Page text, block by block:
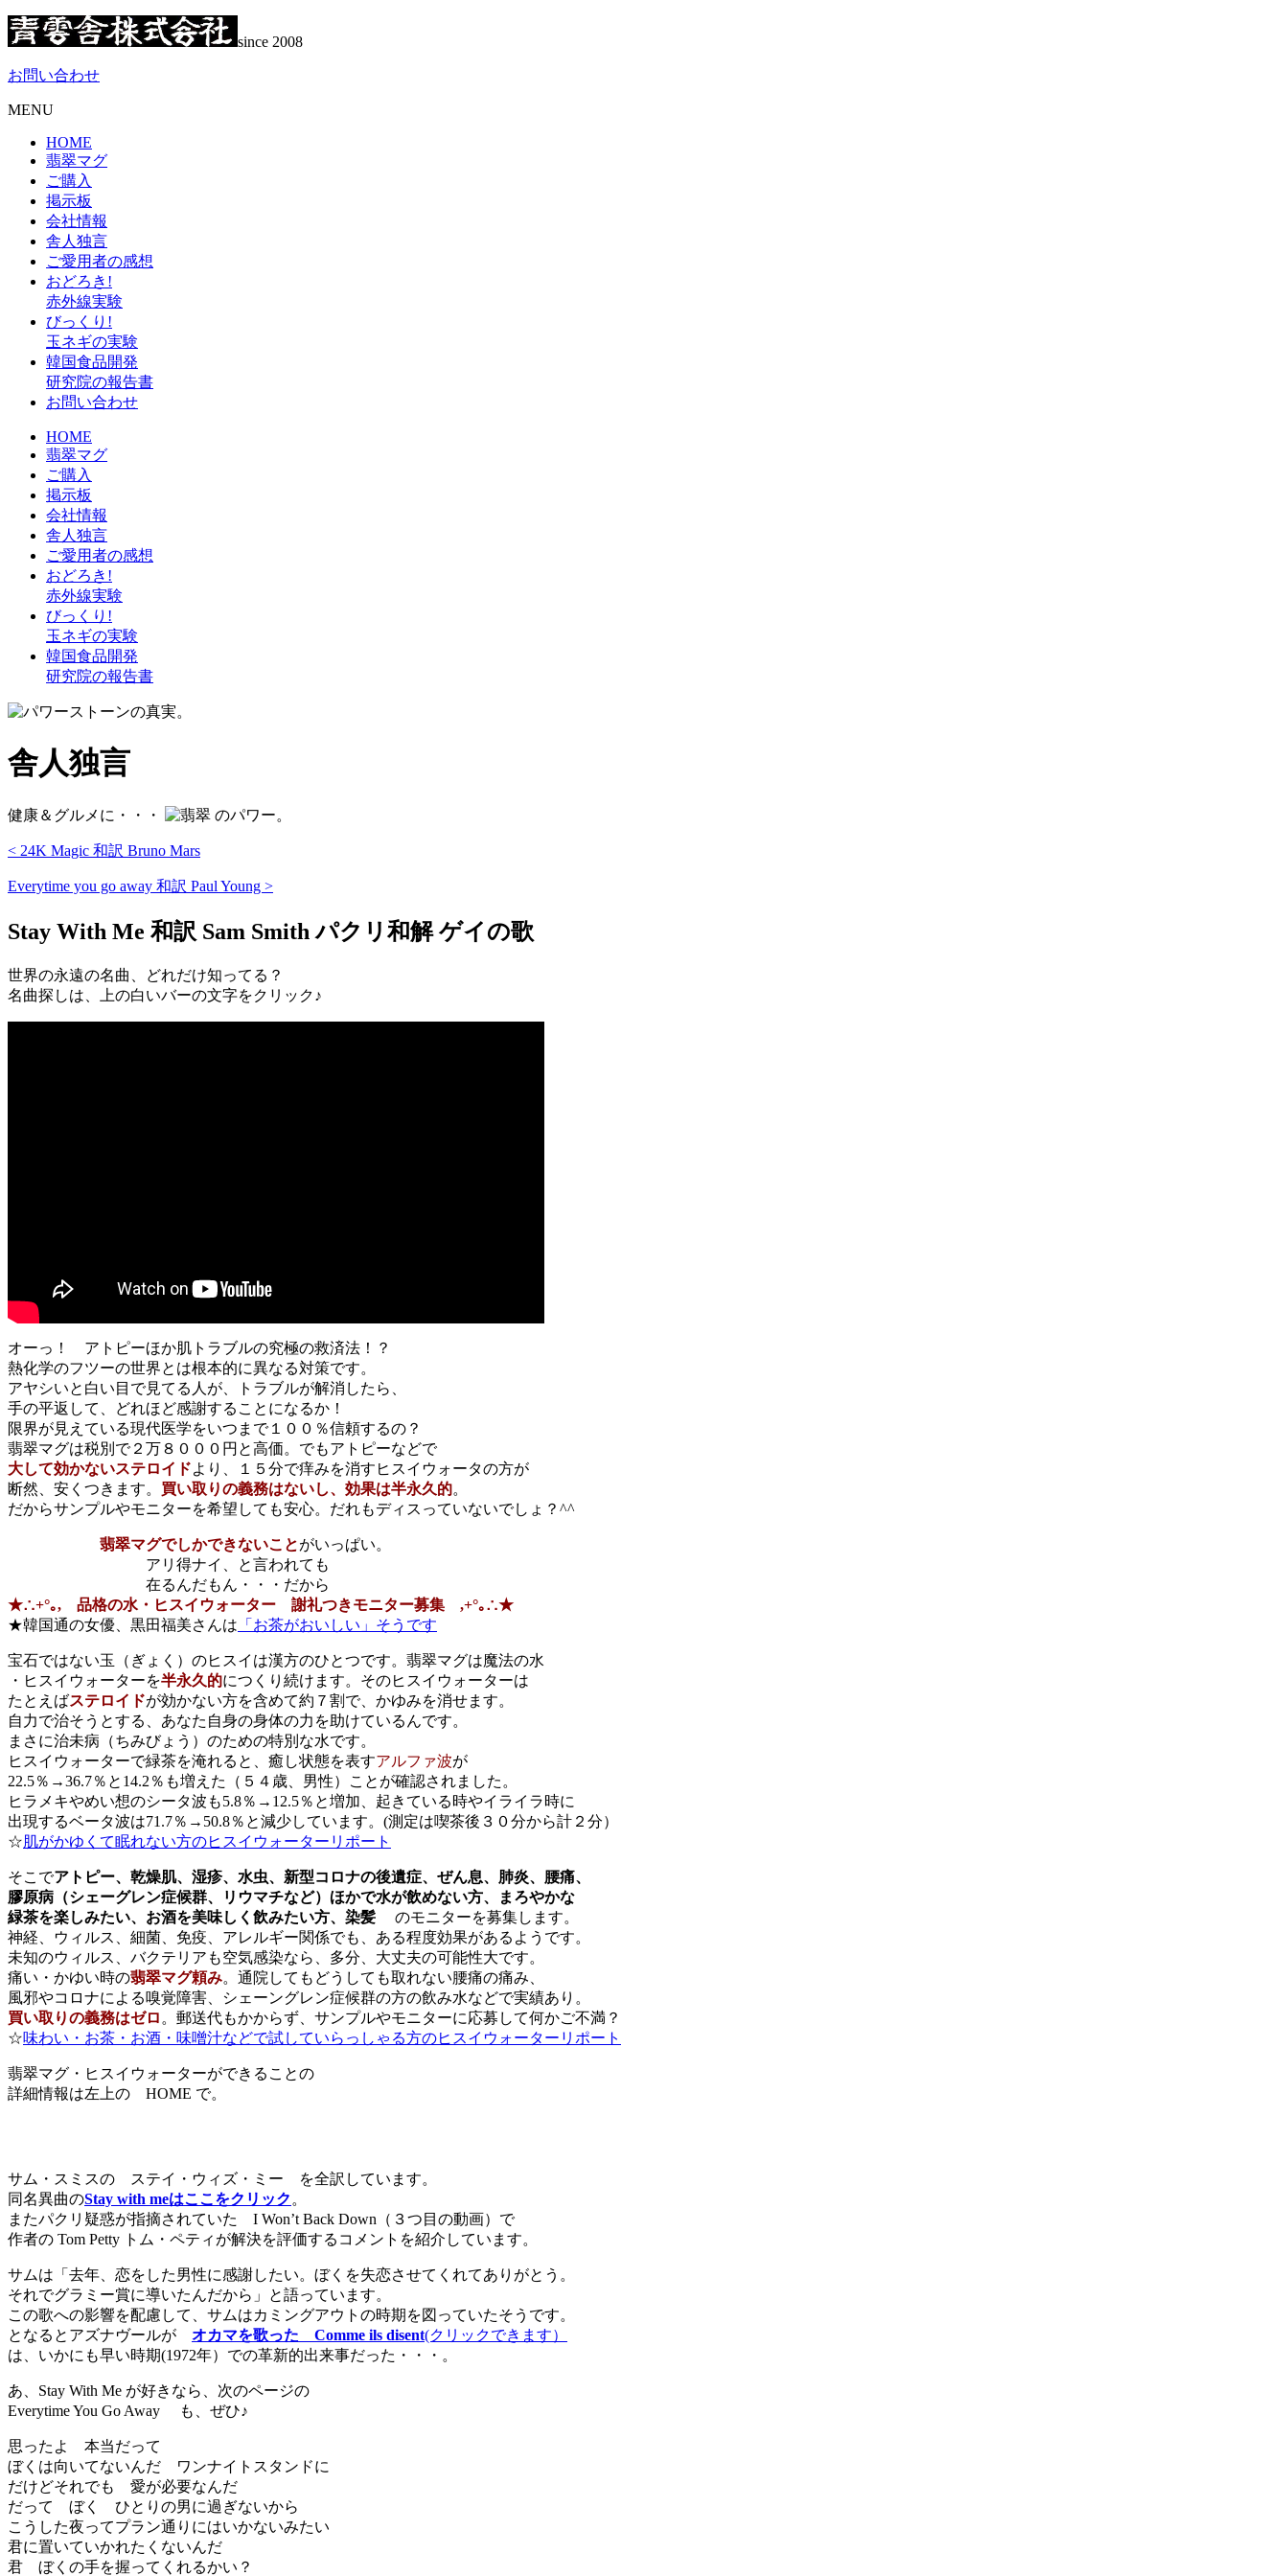
since 2008
お問い合わせ
MENU
HOME
翡翠マグ
ご購入
掲示板
会社情報
舎人独言
ご愛用者の感想
おどろき!
赤外線実験
びっくり!
玉ネギの実験
韓国食品開発
研究院の報告書
お問い合わせ
HOME
翡翠マグ
ご購入
掲示板
会社情報
舎人独言
ご愛用者の感想
おどろき!
赤外線実験
びっくり!
玉ネギの実験
韓国食品開発
研究院の報告書
舎人独言
健康＆グルメに・・・ のパワー。
< 24K Magic 和訳 Bruno Mars
Everytime you go away 和訳 Paul Young >
Stay With Me 和訳 Sam Smith パクリ和解 ゲイの歌
世界の永遠の名曲、どれだけ知ってる？
名曲探しは、上の白いバーの文字をクリック♪
オーっ！ アトピーほか肌トラブルの究極の救済法！？
熱化学のフツーの世界とは根本的に異なる対策です。
アヤシいと白い目で見てる人が、トラブルが解消したら、
手の平返して、どれほど感謝することになるか！
限界が見えている現代医学をいつまで１００％信頼するの？
翡翠マグは税別で２万８０００円と高価。でもアトピーなどで
大して効かないステロイドより、１５分で痒みを消すヒスイウォータの方が
断然、安くつきます。 買い取りの義務はないし、効果は半永久的。
だからサンプルやモニターを希望しても安心。だれもディスっていないでしょ？^^
翡翠マグでしかできないことがいっぱい。
アリ得ナイ、と言われても
在るんだもん・・・だから
★∴+°｡, 品格の水・ヒスイウォーター 謝礼つきモニター募集 ,+°｡∴★
★韓国通の女優、黒田福美さんは 「お茶がおいしい」そうです
宝石ではない玉（ぎょく）のヒスイは漢方のひとつです。翡翠マグは魔法の水
・ヒスイウォーターを半永久的につくり続けます。そのヒスイウォーターは
たとえばステロイドが効かない方を含めて約７割で、かゆみを消せます。
自力で治そうとする、あなた自身の身体の力を助けているんです。
まさに治未病（ちみびょう）のための特別な水です。
ヒスイウォーターで緑茶を淹れると、癒し状態を表すアルファ波が
22.5％→36.7％と14.2％も増えた（５４歳、男性）ことが確認されました。
ヒラメキやめい想のシータ波も5.8％→12.5％と増加、起きている時やイライラ時に
出現するベータ波は71.7％→50.8％と減少しています。(測定は喫茶後３０分から計２分）
☆肌がかゆくて眠れない方のヒスイウォーターリポート
そこでアトピー、乾燥肌、湿疹、水虫、新型コロナの後遺症、ぜん息、肺炎、腰痛、
膠原病（シェーグレン症候群、リウマチなど）ほかで水が飲めない方、まろやかな
緑茶を楽しみたい、お酒を美味しく飲みたい方、染髪
のモニターを募集します。
神経、ウィルス、細菌、免疫、アレルギー関係でも、ある程度効果があるようです。
未知のウィルス、バクテリアも空気感染なら、多分、大丈夫の可能性大です。
痛い・かゆい時の翡翠マグ頼み。通院してもどうしても取れない腰痛の痛み、
風邪やコロナによる嗅覚障害、シェーングレン症候群の方の飲み水などで実績あり。
買い取りの義務はゼロ 。郵送代もかからず、サンプルやモニターに応募して何かご不満？
☆味わい・お茶・お酒・味噌汁などで試していらっしゃる方のヒスイウォーターリポート
翡翠マグ・ヒスイウォーターができることの
詳細情報は左上の HOME で。
サム・スミスの ステイ・ウィズ・ミー を全訳しています。
同名異曲のStay with meはここをクリック 。
またパクリ疑惑が指摘されていた I Won’t Back Down（３つ目の動画）で
作者の Tom Petty トム・ペティが解決を評価するコメントを紹介しています。
サムは「去年、恋をした男性に感謝したい。ぼくを失恋させてくれてありがとう。
それでグラミー賞に導いたんだから」と語っています。
この歌への影響を配慮して、サムはカミングアウトの時期を図っていたそうです。
となるとアズナヴールが オカマを歌った Comme ils disent(クリックできます）
は、いかにも早い時期(1972年）での革新的出来事だった・・・。
あ、Stay With Me が好きなら、次のページの
Everytime You Go Away も、ぜひ♪
思ったよ 本当だって
ぼくは向いてないんだ ワンナイトスタンドに
だけどそれでも 愛が必要なんだ
だって ぼく ひとりの男に過ぎないから
こうした夜ってプラン通りにはいかないみたい
君に置いていかれたくないんだ
君 ぼくの手を握ってくれるかい？